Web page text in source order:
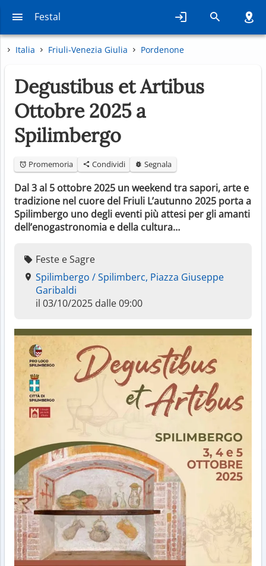
Festal
Italia Friuli-Venezia Giulia Pordenone
Degustibus et Artibus
Ottobre 2025 a
Spilimbergo
Promemoria Condividi Segnala
Dal 3 al 5 ottobre 2025 un weekend tra sapori, arte e
tradizione nel cuore del Friuli L’autunno 2025 porta a
Spilimbergo uno degli eventi più attesi per gli amanti
dell’enogastronomia e della cultura…
Feste e Sagre
Spilimbergo / Spilimberc, Piazza Giuseppe
Garibaldi
il 03/10/2025 dalle 09:00